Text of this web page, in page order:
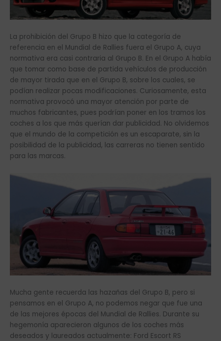
La prohibición del Grupo B hizo que la categoría de
referencia en el Mundial de Rallies fuera el Grupo A, cuya
normativa era casi contraria al Grupo B. En el Grupo A había
que tomar como base de partida vehículos de producción
de mayor tirada que en el Grupo B, sobre los cuales, se
podían realizar pocas modificaciones. Curiosamente, esta
normativa provocó una mayor atención por parte de
muchos fabricantes, pues podrían poner en los tramos los
coches a los que más querían dar publicidad. No olvidemos
que el mundo de la competición es un escaparate, sin la
posibilidad de la publicidad, las carreras no tienen sentido
para las marcas.
Mucha gente recuerda las hazañas del Grupo B, pero si
pensamos en el Grupo A, no podemos negar que fue una
de las mejores épocas del Mundial de Rallies. Durante su
hegemonía aparecieron algunos de los coches más
deseados y laureados actualmente: Ford Escort RS